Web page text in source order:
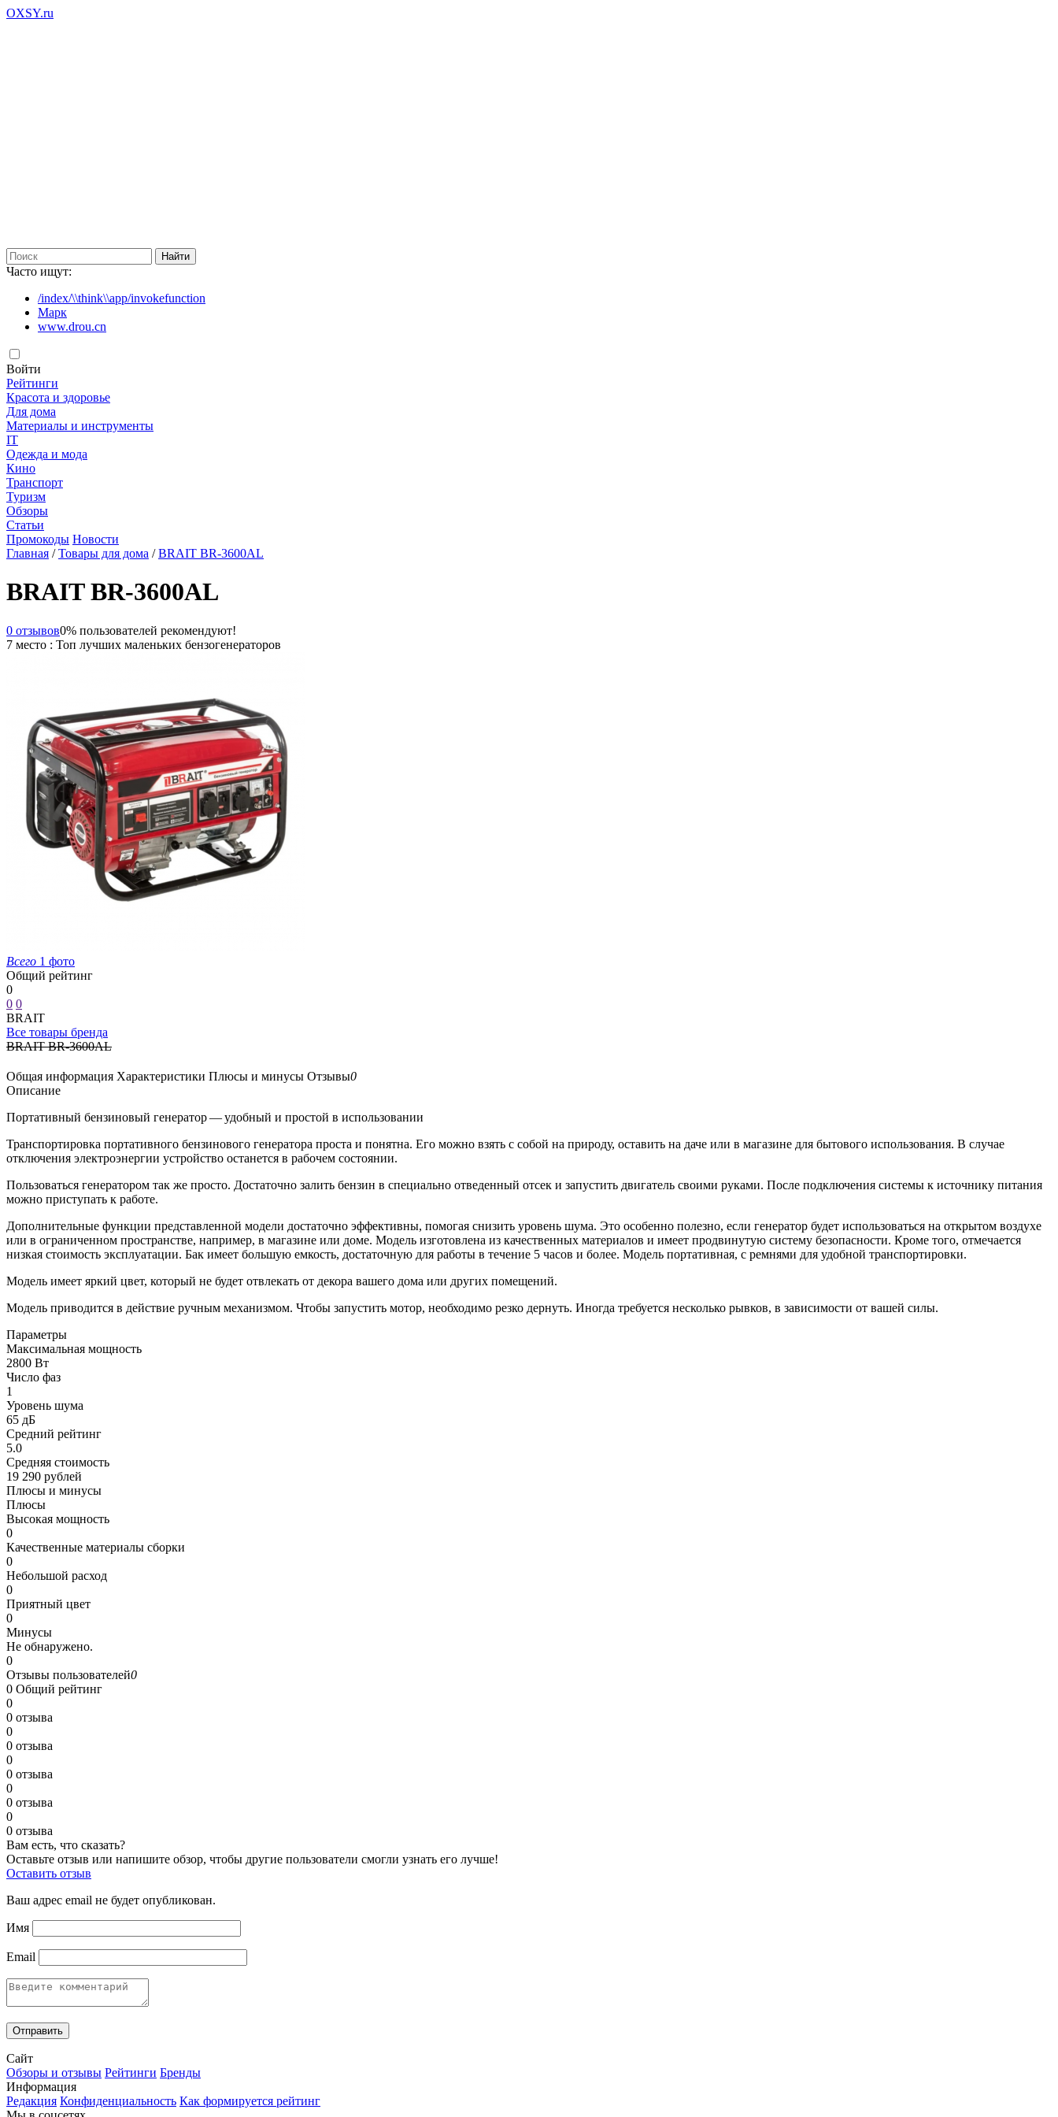
OXSY.ru
Часто ищут:
/index/\\think\\app/invokefunction
Марк
www.drou.cn
Войти
Рейтинги
Красота и здоровье
Для дома
Материалы и инструменты
IT
Одежда и мода
Кино
Транспорт
Туризм
Обзоры
Статьи
Промокоды Новости
Главная /Товары для дома /BRAIT BR-3600AL
BRAIT BR-3600AL
0 отзывов0% пользователей рекомендуют!
7 место : Топ лучших маленьких бензогенераторов
Всего 1 фото
Общий рейтинг
0
0 0
BRAIT
Все товары бренда
BRAIT BR-3600AL
Общая информация Характеристики Плюсы и минусы Отзывы0
Описание
Портативный бензиновый генератор — удобный и простой в использовании
Транспортировка портативного бензинового генератора проста и понятна. Его можно взять с собой на природу, оставить на даче или в магазине для бытового использования. В случае
отключения электроэнергии устройство останется в рабочем состоянии.
Пользоваться генератором так же просто. Достаточно залить бензин в специально отведенный отсек и запустить двигатель своими руками. После подключения системы к источнику питания
можно приступать к работе.
Дополнительные функции представленной модели достаточно эффективны, помогая снизить уровень шума. Это особенно полезно, если генератор будет использоваться на открытом воздухе
или в ограниченном пространстве, например, в магазине или доме. Модель изготовлена из качественных материалов и имеет продвинутую систему безопасности. Кроме того, отмечается
низкая стоимость эксплуатации. Бак имеет большую емкость, достаточную для работы в течение 5 часов и более. Модель портативная, с ремнями для удобной транспортировки.
Модель имеет яркий цвет, который не будет отвлекать от декора вашего дома или других помещений.
Модель приводится в действие ручным механизмом. Чтобы запустить мотор, необходимо резко дернуть. Иногда требуется несколько рывков, в зависимости от вашей силы.
Параметры
Максимальная мощность
2800 Вт
Число фаз
1
Уровень шума
65 дБ
Средний рейтинг
5.0
Средняя стоимость
19 290 рублей
Плюсы и минусы
Плюсы
Высокая мощность
0
Качественные материалы сборки
0
Небольшой расход
0
Приятный цвет
0
Минусы
Не обнаружено.
0
Отзывы пользователей0
0 Общий рейтинг
0
0 отзыва
0
0 отзыва
0
0 отзыва
0
0 отзыва
0
0 отзыва
Вам есть, что сказать?
Оставьте отзыв или напишите обзор, чтобы другие пользователи смогли узнать его лучше!
Оставить отзыв
Ваш адрес email не будет опубликован.
Имя
Email
Сайт
Обзоры и отзывы Рейтинги Бренды
Информация
Редакция Конфиденциальность Как формируется рейтинг